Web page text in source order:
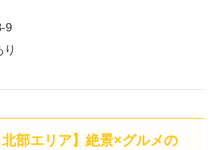
9
北部エリア】絶景×グルメの